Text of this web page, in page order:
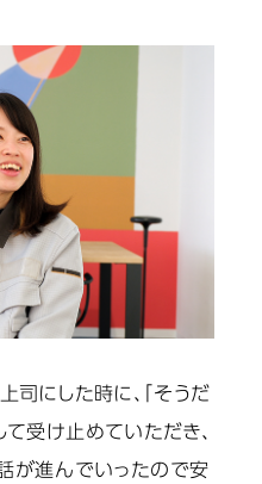
司にした時に、「そうだ
て受け止めていただき、
が進んでいったので安